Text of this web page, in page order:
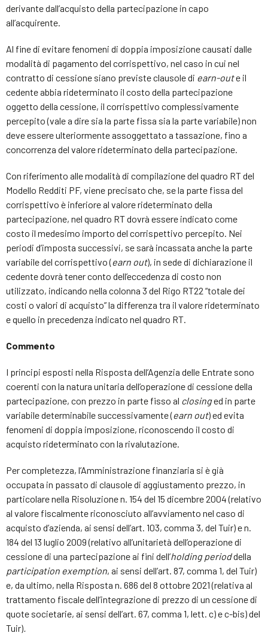
derivante dall’acquisto della partecipazione in capo
all’acquirente.
Al fine di evitare fenomeni di doppia imposizione causati dalle
modalità di pagamento del corrispettivo, nel caso in cui nel
contratto di cessione siano previste clausole di earn-oute il
cedente abbia rideterminato il costo della partecipazione
oggetto della cessione, il corrispettivo complessivamente
percepito (vale a dire sia la parte fissa sia la parte variabile) non
deve essere ulteriormente assoggettato a tassazione, fino a
concorrenza del valore rideterminato della partecipazione.
Con riferimento alle modalità di compilazione del quadro RT del
Modello Redditi PF, viene precisato che, se la parte fissa del
corrispettivo è inferiore al valore rideterminato della
partecipazione, nel quadro RT dovrà essere indicato come
costo il medesimo importo del corrispettivo percepito. Nei
periodi d’imposta successivi, se sarà incassata anche la parte
variabile del corrispettivo (earn out), in sede di dichiarazione il
cedente dovrà tener conto dell’eccedenza di costo non
utilizzato, indicando nella colonna 3 del Rigo RT22 “totale dei
costi o valori di acquisto” la differenza tra il valore rideterminato
e quello in precedenza indicato nel quadro RT.
Commento
I principi esposti nella Risposta dell’Agenzia delle Entrate sono
coerenti con la natura unitaria dell’operazione di cessione della
partecipazione, con prezzo in parte fisso al closinged in parte
variabile determinabile successivamente (earn out) ed evita
fenomeni di doppia imposizione, riconoscendo il costo di
acquisto rideterminato con la rivalutazione.
Per completezza, l’Amministrazione finanziaria si è già
occupata in passato di clausole di aggiustamento prezzo, in
particolare nella Risoluzione n. 154 del 15 dicembre 2004 (relativo
al valore fiscalmente riconosciuto all’avviamento nel caso di
acquisto d’azienda, ai sensi dell’art. 103, comma 3, del Tuir) e n.
184 del 13 luglio 2009 (relativo all’unitarietà dell’operazione di
cessione di una partecipazione ai fini dell’holding perioddella
participation exemption, ai sensi dell’art. 87, comma 1, del Tuir)
e, da ultimo, nella Risposta n. 686 del 8 ottobre 2021 (relativa al
trattamento fiscale dell’integrazione di prezzo di un cessione di
quote societarie, ai sensi dell’art. 67, comma 1, lett. c) e c-bis) del
Tuir).